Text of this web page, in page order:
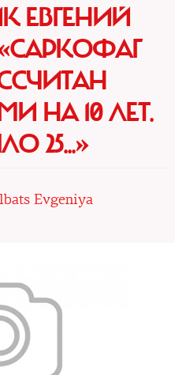
ЕВГЕНИЙ
НА 10 ЛЕТ.
25...»
Evgeniya